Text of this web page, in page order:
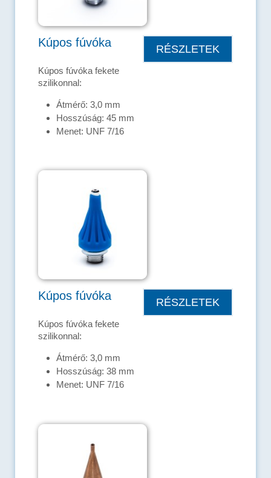
Kúpos fúvóka
Kúpos fúvóka fekete
szilikonnal:
Átmérő: 3,0 mm
Hosszúság: 45 mm
Menet: UNF 7/16
RÉSZLETEK
Kúpos fúvóka
Kúpos fúvóka fekete
szilikonnal:
Átmérő: 3,0 mm
Hosszúság: 38 mm
Menet: UNF 7/16
RÉSZLETEK